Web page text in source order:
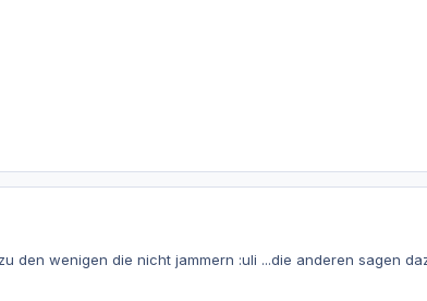
den wenigen die nicht jammern :uli ...die anderen sagen